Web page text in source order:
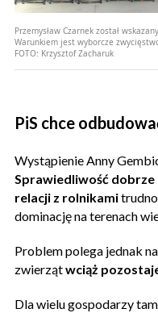
Przemysław Czarnek został
Warunkiem jest wyborcze
FOTO: Krzysztof Zacharuk
PiS chce
Wystąpienie Anny
Sprawiedliwość
relacji z rolnikami
dominację na terenach
Problem polega jednak
zwierzątwciąż
Dla wielu gospodarzy